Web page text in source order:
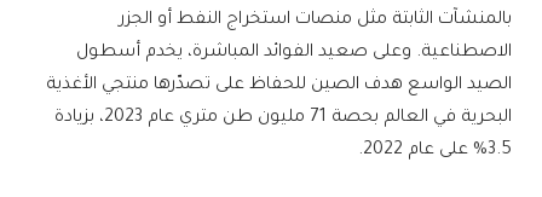
بالمنشآت الثابتة مثل منصات استخراج النفط أو الجزر
الاصطناعية. وعلى صعيد الفوائد المباشرة، يخدم أسطول
الصيد الواسع هدف الصين للحفاظ على تصدّرها منتجي الأغذية
البحرية في العالم بحصة 71 مليون طن متري عام 2023، بزيادة
3.5% على عام 2022.